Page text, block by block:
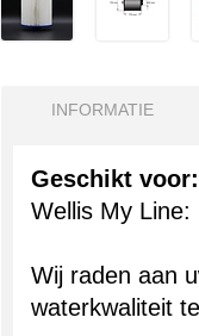
INFORMATIE
Geschikt voor:
Wellis My
Wij raden aan
waterkwaliteit